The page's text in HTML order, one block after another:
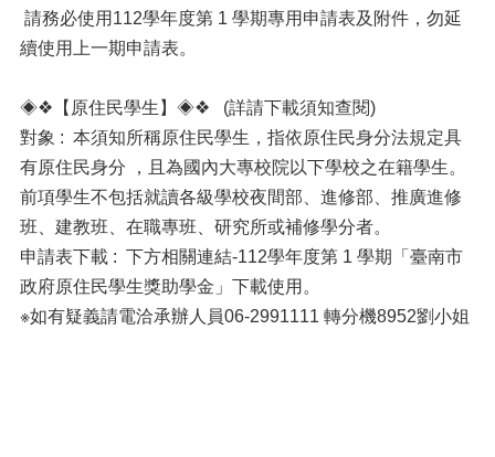
請務必使用112學年度第 1 學期專用申請表及附件，勿延
續使用上一期申請表。
◈❖【原住民學生】◈❖ (詳請下載須知查閱)
對象 : 本須知所稱原住民學生，指依原住民身分法規定具
有原住民身分 ，且為國內大專校院以下學校之在籍學生。
前項學生不包括就讀各級學校夜間部、進修部、推廣進修
班、建教班、在職專班、研究所或補修學分者。
申請表下載 : 下方相關連結-112學年度第 1 學期「臺南市
政府原住民學生獎助學金」下載使用。
※如有疑義請電洽承辦人員06-2991111 轉分機8952劉小姐